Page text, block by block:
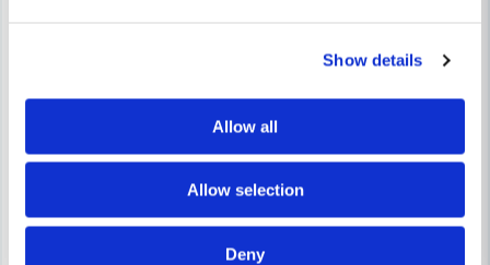
Show details
Allow all
Allow selection
Deny
Cobolt Skivnotfräs L=10 F=11mm
679 kr
633 kr
COBOLT
Cobolt Skivnotfräs L=10,
679 kr
633 kr